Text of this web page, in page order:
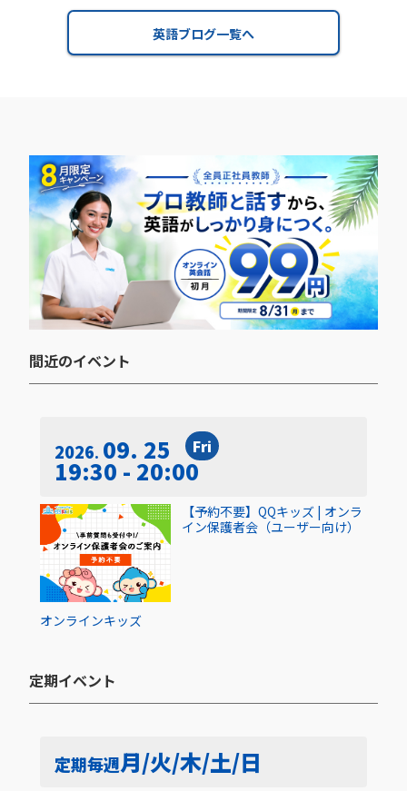
英語ブログ一覧へ
間近のイベント​
2026 09. 25 Fri
19:30 - 20:00
オンラインキッズ
【予約不要】QQキッズ | オンラ
イン保護者会（ユーザー向け）
定期イベント​
定期毎週月/火/木/土/日